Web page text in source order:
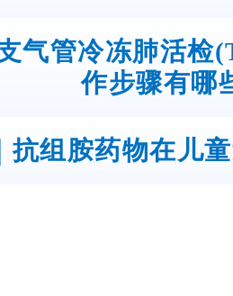
气管冷冻肺活检
作步骤有哪
抗组胺药物在儿